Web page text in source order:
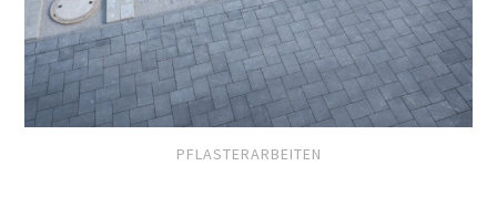
PFLASTERARBEITEN